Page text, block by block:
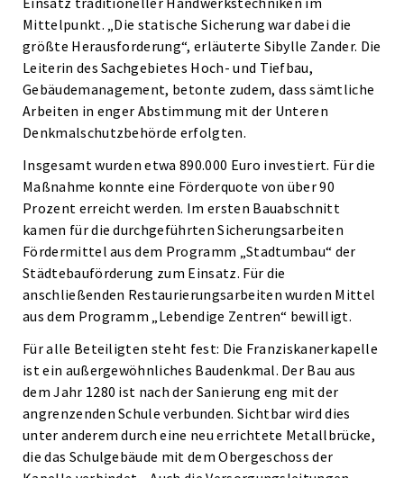
Mittelpunkt. „Die statische Sicherung war dabei die
größte Herausforderung“, erläuterte Sibylle Zander. Die
Leiterin des Sachgebietes Hoch- und Tiefbau,
Gebäudemanagement, betonte zudem, dass sämtliche
Arbeiten in enger Abstimmung mit der Unteren
Denkmalschutzbehörde erfolgten.
Insgesamt wurden etwa 890.000 Euro investiert. Für die
Maßnahme konnte eine Förderquote von über 90
Prozent erreicht werden. Im ersten Bauabschnitt
kamen für die durchgeführten Sicherungsarbeiten
Fördermittel aus dem Programm „Stadtumbau“ der
Städtebauförderung zum Einsatz. Für die
anschließenden Restaurierungsarbeiten wurden Mittel
aus dem Programm „Lebendige Zentren“ bewilligt.
Für alle Beteiligten steht fest: Die Franziskanerkapelle
ist ein außergewöhnliches Baudenkmal. Der Bau aus
dem Jahr 1280 ist nach der Sanierung eng mit der
angrenzenden Schule verbunden. Sichtbar wird dies
unter anderem durch eine neu errichtete Metallbrücke,
die das Schulgebäude mit dem Obergeschoss der